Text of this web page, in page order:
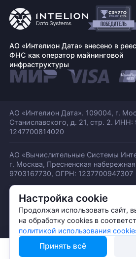
Настройка cookie
Продолжая использовать сайт,
на обработку cookies в
политикой использования
Принять всё
АО «Интелион Дата» внесено в
ФНС как оператор майнинговой
инфраструктуры
АО «Интелион Дата». 109004, г.
Станиславского, д. 21, стр. 2. ИНН:
1247700814020
АО «Вычислительные Системы
г. Москва, Пресненская
9703167730, ОГРН: 1237700947307
© АО «ИНТЕЛИОН ДАТА» 2026
Политика обработки ПДн
Политика конфиденциальности
Политика использования куки